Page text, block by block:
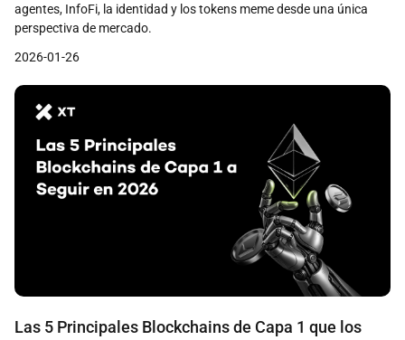
agentes, InfoFi, la identidad y los tokens meme desde una única
perspectiva de mercado.
2026-01-26
Las 5 Principales Blockchains de Capa 1 que los